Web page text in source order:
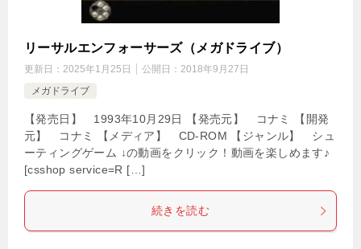
リーサルエンフォーサーズ（メガドライブ）
更新日： 2025年1月25日 公開日： 2018年9月27日
メガドライブ
【発売日】 1993年10月29日 【発売元】 コナミ 【開発
元】 コナミ 【メディア】 CD-ROM 【ジャンル】 シュ
ーティングゲーム ↓の動画をクリック！動画を楽しめます♪
[csshop service=R […]
続きを読む